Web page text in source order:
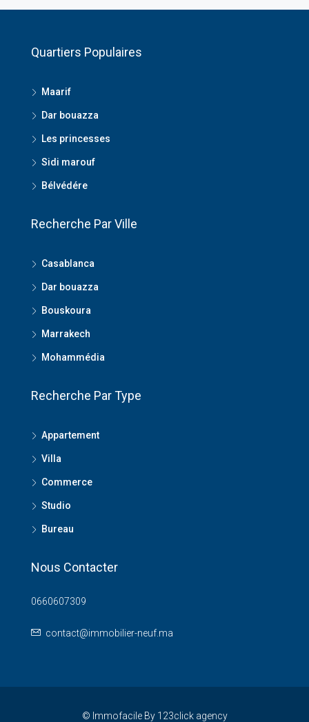
Quartiers Populaires
Maarif
Dar bouazza
Les princesses
Sidi marouf
Bélvédére
Recherche Par Ville
Casablanca
Dar bouazza
Bouskoura
Marrakech
Mohammédia
Recherche Par Type
Appartement
Villa
Commerce
Studio
Bureau
Nous Contacter
0660607309
contact@immobilier-neuf.ma
© Immofacile By 123click agency